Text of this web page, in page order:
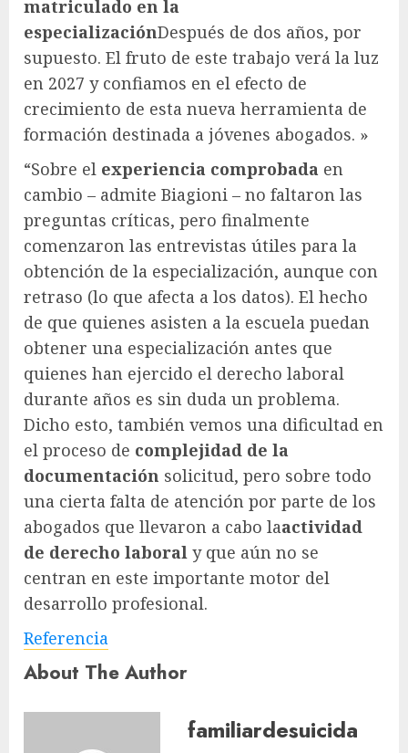
matriculado en la
especializaciónDespués de dos años, por
supuesto. El fruto de este trabajo verá la luz
en 2027 y confiamos en el efecto de
crecimiento de esta nueva herramienta de
formación destinada a jóvenes abogados. »
“Sobre el experiencia comprobada en
cambio – admite Biagioni – no faltaron las
preguntas críticas, pero finalmente
comenzaron las entrevistas útiles para la
obtención de la especialización, aunque con
retraso (lo que afecta a los datos). El hecho
de que quienes asisten a la escuela puedan
obtener una especialización antes que
quienes han ejercido el derecho laboral
durante años es sin duda un problema.
Dicho esto, también vemos una dificultad en
el proceso de complejidad de la
documentación solicitud, pero sobre todo
una cierta falta de atención por parte de los
abogados que llevaron a cabo laactividad
de derecho laboral y que aún no se
centran en este importante motor del
desarrollo profesional.
Referencia
About The Author
familiardesuicida